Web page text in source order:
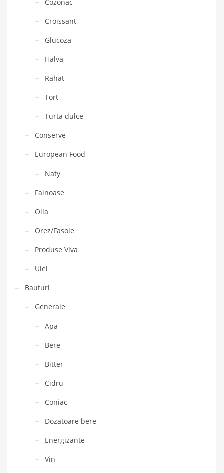
Croissant
Glucoza
Halva
Rahat
Tort
Turta dulce
Conserve
European Food
Naty
Fainoase
Olla
Orez/Fasole
Produse Viva
Ulei
Bauturi
Generale
Apa
Bere
Bitter
Cidru
Coniac
Dozatoare bere
Energizante
Vin